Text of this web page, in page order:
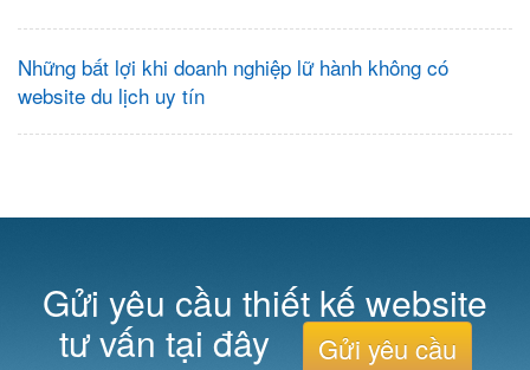
Những bất lợi khi doanh nghiệp lữ hành không có
website du lịch uy tín
Gửi yêu cầu thiết kế website
tư vấn tại đây Gửi yêu cầu